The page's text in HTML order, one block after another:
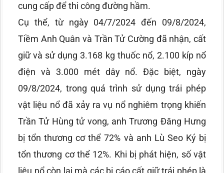
cung cấp để thi công đường hầm.
Cụ thể, từ ngày 04/7/2024 đến 09/8/2024,
Tiềm Anh Quân và Trần Tử Cường đã nhận, cất
giữ và sử dụng 3.168 kg thuốc nổ, 2.100 kíp nổ
điện và 3.000 mét dây nổ. Đặc biệt, ngày
09/8/2024, trong quá trình sử dụng trái phép
vật liệu nổ đã xảy ra vụ nổ nghiêm trọng khiến
Trần Tử Hùng tử vong, anh Trương Đăng Hưng
bị tổn thương cơ thể 72% và anh Lù Seo Ký bị
tổn thương cơ thể 12%. Khi bị phát hiện, số vật